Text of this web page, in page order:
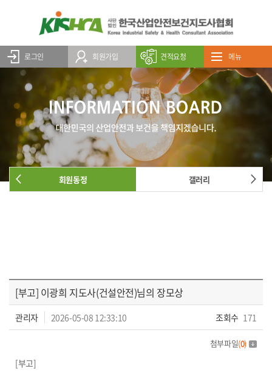
로그인 회원가입 견적요청 메뉴
회원동정 갤러리
회원동정
[부고] 이광희 지도사(건설안전)님의 장모상
관리자 2026-05-08 12:33:10 조회수 171
첨부파일(0)
[부고]